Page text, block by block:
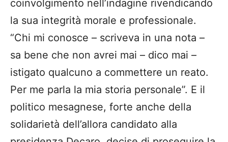
coinvolgimento nell’indagine rivendicando
la sua integrità morale e professionale.
“Chi mi conosce – scriveva in una nota –
sa bene che non avrei mai – dico mai –
istigato qualcuno a commettere un reato.
Per me parla la mia storia personale”. E il
politico mesagnese, forte anche della
solidarietà dell’allora candidato alla